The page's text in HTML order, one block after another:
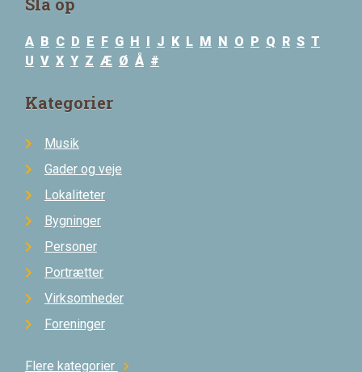
A B C D E F G H I J K L M N O P Q R S T
U V X Y Z Æ Ø Å #
Kategorier
Musik
Gader og veje
Lokaliteter
Bygninger
Personer
Portrætter
Virksomheder
Foreninger
Flere kategorier chevron_right